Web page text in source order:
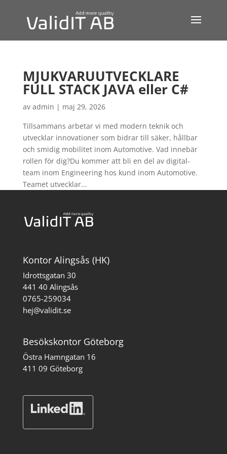
MJUKVARUUTVECKLARE
FULL STACK JAVA eller C#
av admin | maj 29, 2026
Tillsammans arbetar vi med modern teknik och
utvecklar innovationer som bidrar till säker, hållbar
och smidig mobilitet inom Automotive. Vad innebär
rollen för dig?Du kommer att bli en del av digital-
team inom Engineering hos kund inom Automotive.
Teamet utvecklar...
Kontor Alingsås (HK)
Idrottsgatan 30
441 40 Alingsås
0765-259034
hej@validit.se
Besökskontor Göteborg
Östra Hamngatan 16
411 09 Göteborg